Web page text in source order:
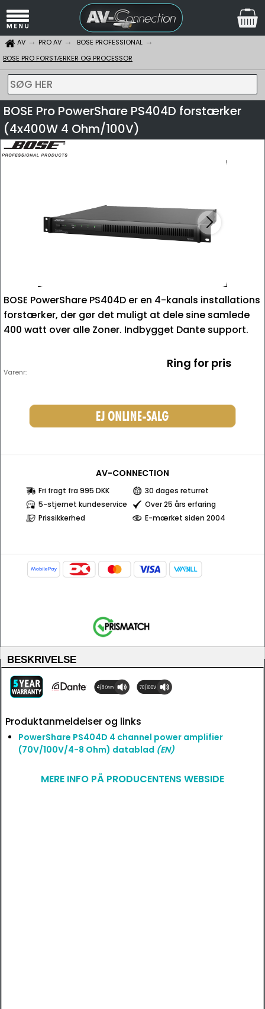
AV PRO AV
BOSE PROFESSIONAL
BOSE PRO FORSTÆRKER OG PROCESSOR
SØG HER
BOSE Pro PowerShare PS404D forstærker
(4x400W 4 Ohm/100V)
BOSE PowerShare PS404D er en 4-kanals installations
forstærker, der gør det muligt at dele sine samlede
400 watt over alle Zoner. Indbygget Dante support.
Varenr:
Ring for pris
AV-CONNECTION
Fri fragt fra 995 DKK
30 dages returret
5-stjernet kundeservice
Over 25 års erfaring
Prissikkerhed
E-mærket siden 2004
BESKRIVELSE
Produktanmeldelser og links
PowerShare PS404D 4 channel power amplifier
(70V/100V/4-8 Ohm) datablad (EN)
MERE INFO PÅ PRODUCENTENS WEBSIDE